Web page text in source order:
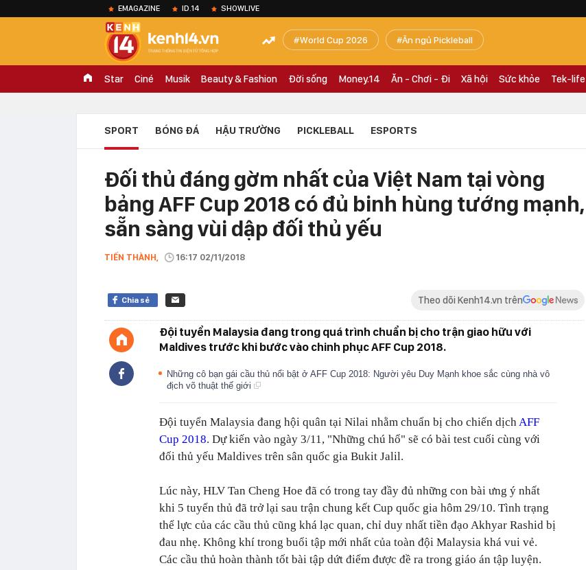
EMAGAZINE ID.14 SHOWLIVE
World Cup 2026 Ăn ngủ Pickleball
Star Ciné Musik Beauty & Fashion Đời sống Money.14 Ăn - Chơi - Đi Xã hội Sức khỏe Tek-life
SPORT BÓNG ĐÁ HẬU TRƯỜNG PICKLEBALL ESPORTS
Đối thủ đáng gờm nhất của Việt Nam tại vòng
bảng AFF Cup 2018 có đủ binh hùng tướng mạnh,
sẵn sàng vùi dập đối thủ yếu
TIẾN THÀNH, 16:17 02/11/2018
Chia sẻ Theo dõi Kenh14.vn trên
Đội tuyển Malaysia đang trong quá trình chuẩn bị cho trận giao hữu với
Maldives trước khi bước vào chinh phục AFF Cup 2018.
Những cô bạn gái cầu thủ nổi bật ở AFF Cup 2018: Người yêu Duy Mạnh khoe sắc cùng nhà vô
địch võ thuật thế giới
Đội tuyển Malaysia đang hội quân tại Nilai nhằm chuẩn bị cho chiến dịchAFF
Cup 2018. Dự kiến vào ngày 3/11, "Những chú hổ" sẽ có bài test cuối cùng với
đối thủ yếu Maldives trên sân quốc gia Bukit Jalil.
Lúc này, HLV Tan Cheng Hoe đã có trong tay đầy đủ những con bài ưng ý nhất
khi 5 tuyển thủ đã trở lại sau trận chung kết Cup quốc gia hôm 29/10. Tình trạng
thể lực của các cầu thủ cũng khá lạc quan, chỉ duy nhất tiền đạo Akhyar Rashid bị
đau nhẹ. Không khí trong buổi tập mới nhất của toàn đội Malaysia khá vui vẻ.
Các cầu thủ hoàn thành tốt bài tập dứt điểm được đề ra trong giáo án tập luyện.